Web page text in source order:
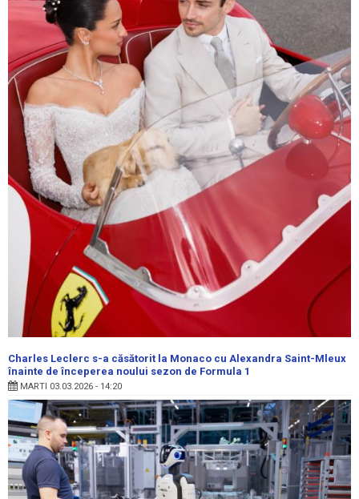
Charles Leclerc s-a căsătorit la Monaco cu Alexandra Saint-Mleux
înainte de începerea noului sezon de Formula 1
MARTI 03.03.2026 - 14:20